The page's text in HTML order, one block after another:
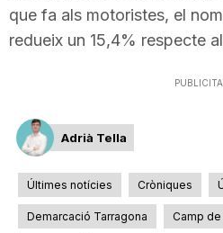
que fa als motoristes, el
redueix un 15,4% respecte
Adrià Tella
Últimes notícies Cròniques
Demarcació Tarragona Camp